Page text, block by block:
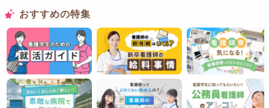
おすすめの特集